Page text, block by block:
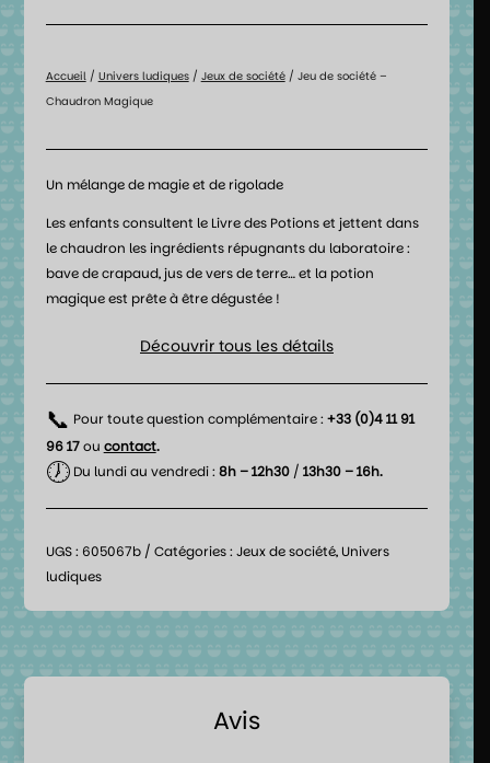
Accueil/ Univers ludiques/ Jeux de société/ Jeu de société –
Chaudron Magique
Un mélange de magie et de rigolade
Les enfants consultent le Livre des Potions et jettent dans
le chaudron les ingrédients répugnants du laboratoire :
bave de crapaud, jus de vers de terre… et la potion
magique est prête à être dégustée !
Découvrir tous les détails
📞 Pour toute question complémentaire : +33 (0)4 11 91
96 17ou contact.
🕖Du lundi au vendredi : 8h – 12h30/ 13h30 – 16h.
UGS : 605067b Catégories : Jeux de société, Univers
ludiques
Avis